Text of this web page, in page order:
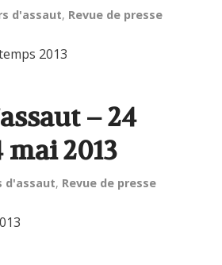
d'assaut, Revue de presse
2013
– 24
mai 2013
d'assaut, Revue de presse